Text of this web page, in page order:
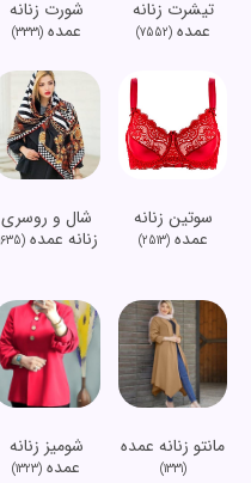
تیشرت زنانه
عمده(7552)
شورت زنانه
عمده(3331)
سوتین زنانه
عمده(2513)
شال و روسری
زنانه عمده (1635)
مانتو زنانه عمده
(1331)
شومیز زنانه
عمده (1323)